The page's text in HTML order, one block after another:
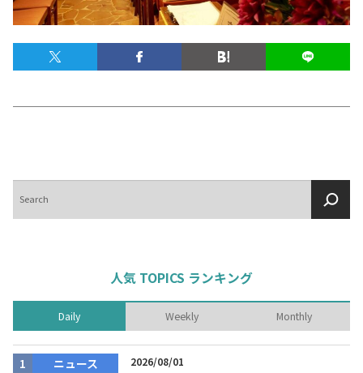
テキーラマップ Tequila Map
メキシコの記念日 Events of Mexico
Events List
お問合せ
Contact
テキーラ・メスカルが飲める
Bar & Restaurant
索
人気 TOPICS ランキング
Daily Weekly Monthly
ニュース 2026/08/01